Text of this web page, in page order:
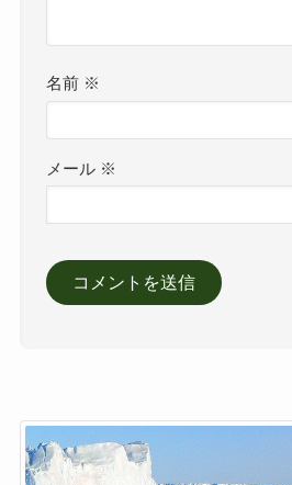
名前 ※
メール ※